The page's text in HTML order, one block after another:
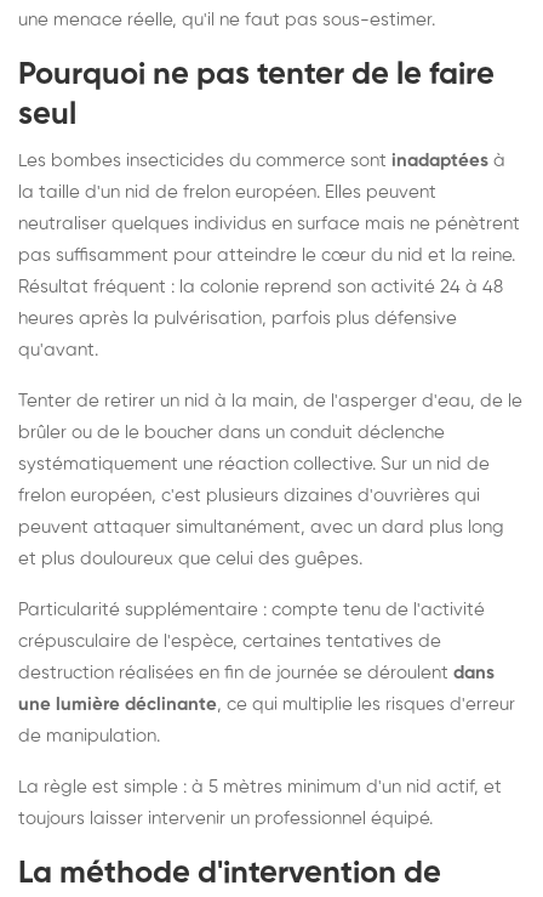
une menace réelle, qu'il ne faut pas sous-estimer.
Pourquoi ne pas tenter de le faire
seul
Les bombes insecticides du commerce sont inadaptées à
la taille d'un nid de frelon européen. Elles peuvent
neutraliser quelques individus en surface mais ne pénètrent
pas suffisamment pour atteindre le cœur du nid et la reine.
Résultat fréquent : la colonie reprend son activité 24 à 48
heures après la pulvérisation, parfois plus défensive
qu'avant.
Tenter de retirer un nid à la main, de l'asperger d'eau, de le
brûler ou de le boucher dans un conduit déclenche
systématiquement une réaction collective. Sur un nid de
frelon européen, c'est plusieurs dizaines d'ouvrières qui
peuvent attaquer simultanément, avec un dard plus long
et plus douloureux que celui des guêpes.
Particularité supplémentaire : compte tenu de l'activité
crépusculaire de l'espèce, certaines tentatives de
destruction réalisées en fin de journée se déroulent dans
une lumière déclinante, ce qui multiplie les risques d'erreur
de manipulation.
La règle est simple : à 5 mètres minimum d'un nid actif, et
toujours laisser intervenir un professionnel équipé.
La méthode d'intervention de